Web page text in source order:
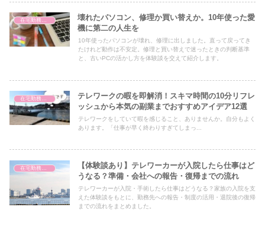
在宅勤務の環境整備
壊れたパソコン、修理か買い替えか。10年使った愛
機に第二の人生を
10年使ったパソコンが壊れ、修理に出しました。直って戻ってき
たけれど動作は不安定。修理と買い替えで迷ったときの判断基準
と、古いPCの活かし方を体験談を交えて紹介します。
在宅勤務の環境整備
テレワークの暇を即解消！スキマ時間の10分リフレ
ッシュから本気の副業までおすすめアイデア12選
テレワークをしていて暇を感じること、ありませんか。自分もよく
あります。「仕事が早く終わりすぎてしまっ...
在宅勤務の環境整備
【体験談あり】テレワーカーが入院したら仕事はど
うなる？準備・会社への報告・復帰までの流れ
テレワーカーが入院・手術したら仕事はどうなる？家族の入院を支
えた体験談をもとに、勤務先への報告・制度の活用・退院後の復帰
までの流れをまとめました。